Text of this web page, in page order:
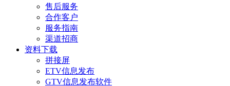
售后服务
合作客户
服务指南
渠道招商
资料下载
拼接屏
ETV信息发布
GTV信息发布软件